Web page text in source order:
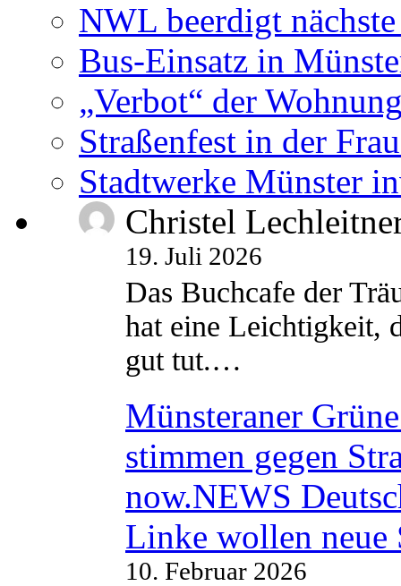
NWL beerdigt
Bus-Einsatz in
„Verbot“ der
Straßenfest in der
Stadtwerke Münster
Christel
19. Juli 2026
Das Buchcafe der
hat eine Leichtigkeit,
gut tut.…
Münsteraner
stimmen gegen
now.NEWS
Linke wollen neue
10. Februar 2026